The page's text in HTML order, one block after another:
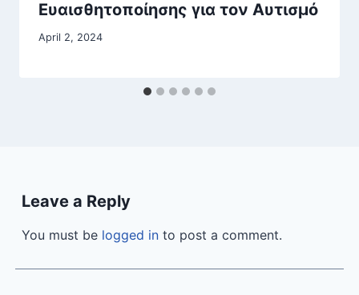
Ευαισθητοποίησης για τον Αυτισμό
April 2, 2024
Leave a Reply
You must be logged in to post a comment.